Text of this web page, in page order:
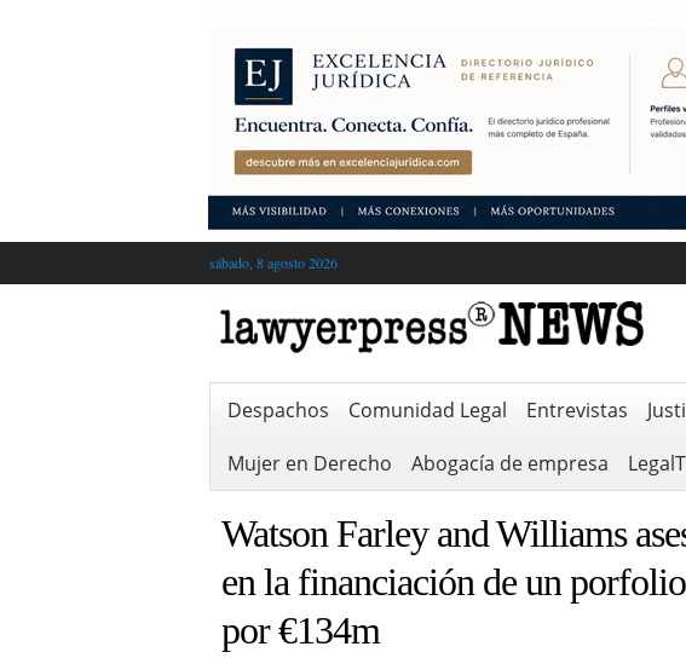
sábado, 8 agosto 2026
Despachos Comunidad Legal Entrevistas
Mujer en Derecho
Abogacía de empresa
Watson Farley and Williams
en la financiación de un
por €134m